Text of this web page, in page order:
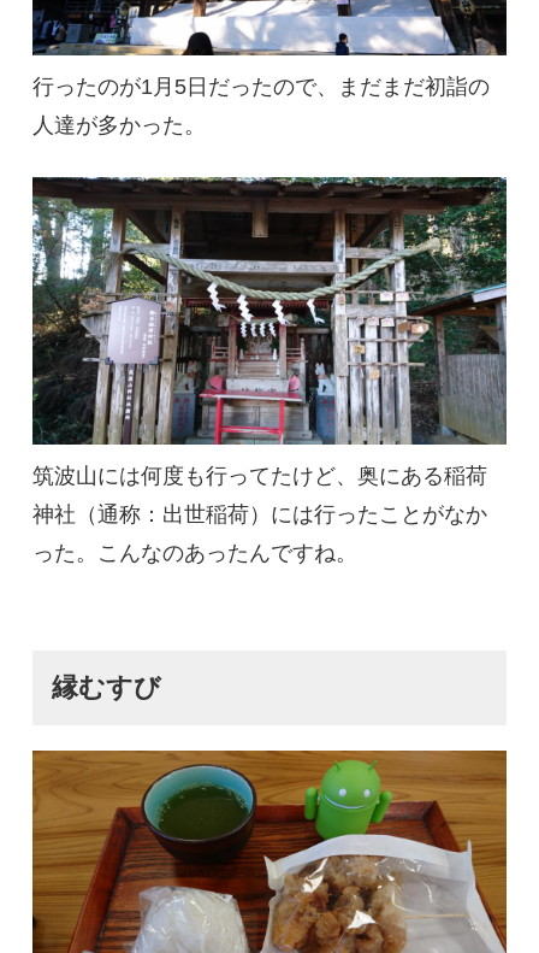
行ったのが1月5日だったので、まだまだ初詣の
人達が多かった。
筑波山には何度も行ってたけど、奥にある稲荷
神社（通称：出世稲荷）には行ったことがなか
った。こんなのあったんですね。
縁むすび